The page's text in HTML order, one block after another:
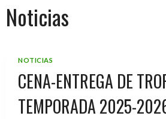
Noticias
NOTICIAS
CENA-ENTREGA DE
TEMPORADA 2025-